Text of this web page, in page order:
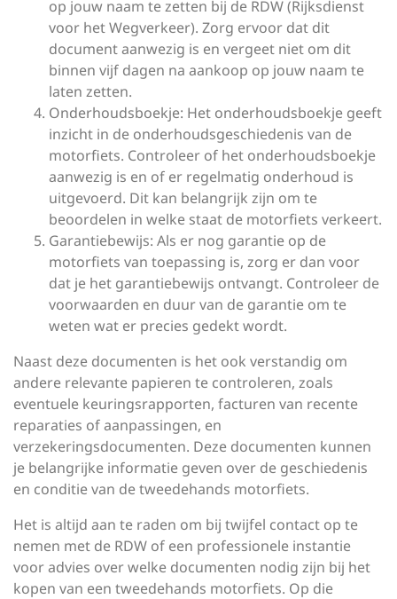
op jouw naam te zetten bij de RDW (Rijksdienst
voor het Wegverkeer). Zorg ervoor dat dit
document aanwezig is en vergeet niet om dit
binnen vijf dagen na aankoop op jouw naam te
laten zetten.
Onderhoudsboekje: Het onderhoudsboekje geeft
inzicht in de onderhoudsgeschiedenis van de
motorfiets. Controleer of het onderhoudsboekje
aanwezig is en of er regelmatig onderhoud is
uitgevoerd. Dit kan belangrijk zijn om te
beoordelen in welke staat de motorfiets verkeert.
Garantiebewijs: Als er nog garantie op de
motorfiets van toepassing is, zorg er dan voor
dat je het garantiebewijs ontvangt. Controleer de
voorwaarden en duur van de garantie om te
weten wat er precies gedekt wordt.
Naast deze documenten is het ook verstandig om
andere relevante papieren te controleren, zoals
eventuele keuringsrapporten, facturen van recente
reparaties of aanpassingen, en
verzekeringsdocumenten. Deze documenten kunnen
je belangrijke informatie geven over de geschiedenis
en conditie van de tweedehands motorfiets.
Het is altijd aan te raden om bij twijfel contact op te
nemen met de RDW of een professionele instantie
voor advies over welke documenten nodig zijn bij het
kopen van een tweedehands motorfiets. Op die